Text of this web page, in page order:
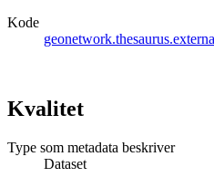
Kode
Kvalitet
Type som metadata beskriver
Dataset